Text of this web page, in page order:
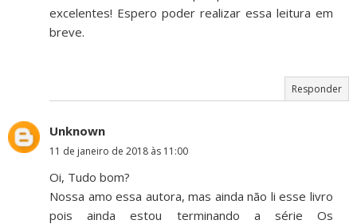
excelentes! Espero poder realizar essa leitura em
breve.
Responder
Unknown
11 de janeiro de 2018 às 11:00
Oi, Tudo bom?
Nossa amo essa autora, mas ainda não li esse livro
pois ainda estou terminando a série Os